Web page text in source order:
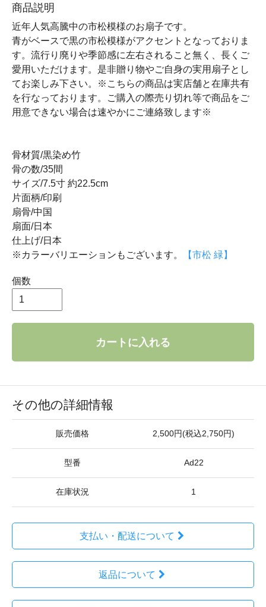
商品説明
近年人気高騰中の市松模様のお扇子です。
青がベースで黒の市松模様がアクセントとなっておりま
す。流行り廃りや季節感に左右されること無く、長くご
愛用いただけます。是非贈り物やご自身の実用扇子とし
てお楽しみ下さい。※こちらの商品は実店舗と在庫共有
を行なっております。ご購入の際売り切れ等で商品をご
用意できない場合は速やかにご連絡致します※
骨材質/黒染め竹
骨の数/35間
サイズ/7.5寸 約22.5cm
片面柄/印刷
扇骨/中国
扇面/日本
仕上げ/日本
※カラーバリエーションもございます。
【市松 緑】
個数
カートに入れる
その他の詳細情報
販売価格 2,500円(税込2,750円)
型番 Ad22
在庫状況 1
支払い・配送について
返品について